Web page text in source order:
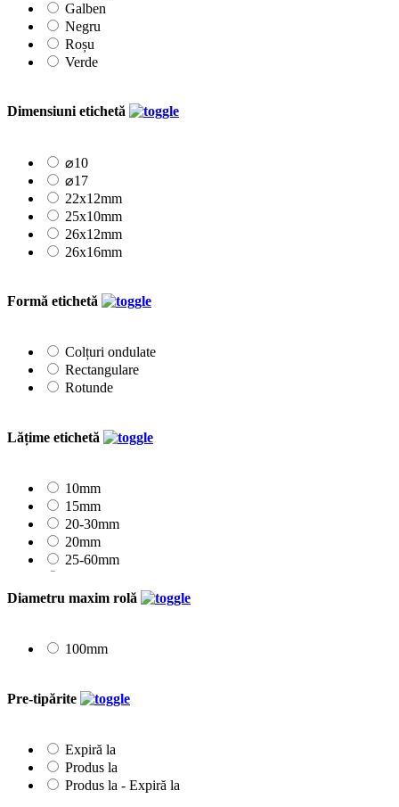
Galben
Negru
Roșu
Verde
Dimensiuni etichetă
⌀10
⌀17
22x12mm
25x10mm
26x12mm
26x16mm
Formă etichetă
Colțuri ondulate
Rectangulare
Rotunde
Lățime etichetă
10mm
15mm
20-30mm
20mm
25-60mm
30mm
45mm
Diametru maxim rolă
100mm
Pre-tipărite
Expiră la
Produs la
Produs la - Expiră la